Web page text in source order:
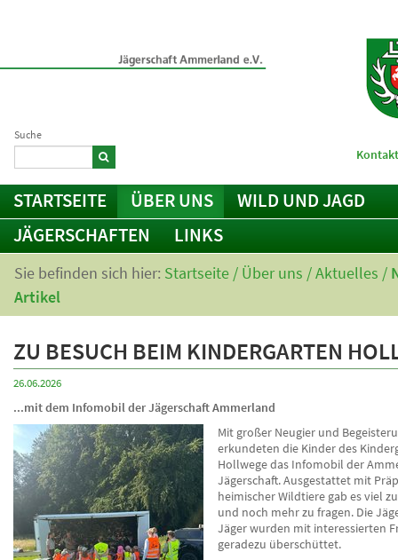
Suche
STARTSEITE ÜBER UNS
WILD UND JAGD
JÄGERSCHAFTEN
LINKS
Sie befinden sich hier: Startseite / Über uns /Aktuelles /
Artikel
ZU BESUCH BEIM KINDERGARTEN
26.06.2026
...mit dem Infomobil der Jägerschaft Ammerland
Mit großer Neugier und
erkundeten die Kinder des
Hollwege das Infomobil der
Jägerschaft. Ausgestattet mit
heimischer Wildtiere gab es viel
und noch mehr zu fragen. Die
Jäger wurden mit interessierten
geradezu überschüttet.